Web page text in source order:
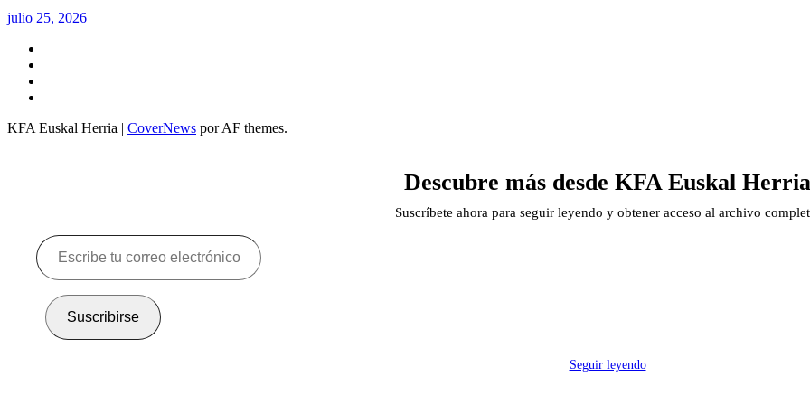
julio 25, 2026
KFA Euskal Herria | CoverNews por AF themes.
Descubre más desde KFA Euskal Herria
Suscríbete ahora para seguir leyendo y obtener acceso al archivo
Escribe
tu
correo
Suscribirse
Seguir leyendo